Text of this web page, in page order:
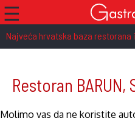
☰
Najveća hrvatska baza restorana
Restoran BARUN,
Molimo vas da ne koristite